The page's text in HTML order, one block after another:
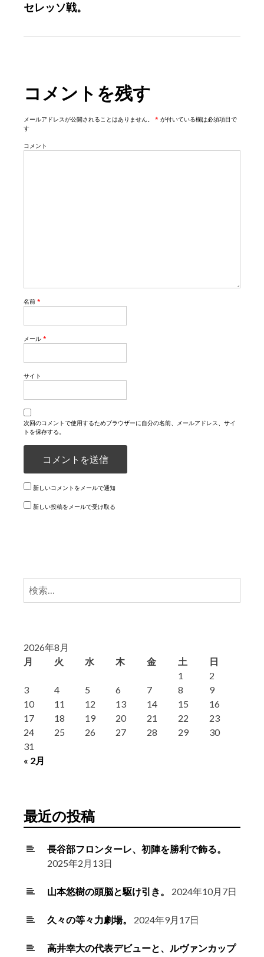
i
o
セレッソ戦。
コメントを残す
メールアドレスが公開されることはありません。 * が付いている欄は必須項目で
す
コメント
名前 *
メール *
サイト
次回のコメントで使用するためブラウザーに自分の名前、メールアドレス、サイ
トを保存する。
新しいコメントをメールで通知
新しい投稿をメールで受け取る
検
2026年8月
月
火 水 木 金 土 日
« 2月
1
2
3
4 5 6 7 8
9
10
11 12 13 14 15
16
17
18 19 20 21 22
23
24
25 26 27 28 29
30
31
最近の投稿
長谷部フロンターレ、初陣を勝利で飾る。
2025年2月13日
山本悠樹の頭脳と駆け引き。 2024年10月7日
久々の等々力劇場。 2024年9月17日
高井幸大の代表デビューと、ルヴァンカップ